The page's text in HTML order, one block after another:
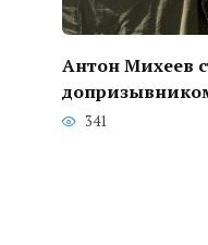
Антон Михеев
341